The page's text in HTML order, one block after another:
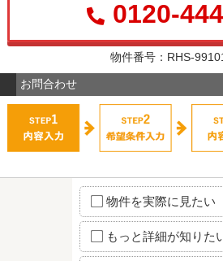
0120-
物件番号：RHS-
お問合わせ
物件を実際に見たい
もっと詳細が知りた